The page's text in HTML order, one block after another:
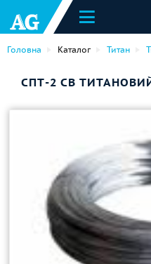
Головна Каталог Титан
СПТ-2 СВ